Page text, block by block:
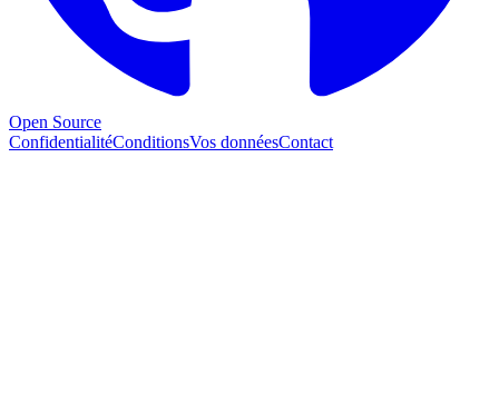
Open Source
ConfidentialitéConditionsVos donnéesContact